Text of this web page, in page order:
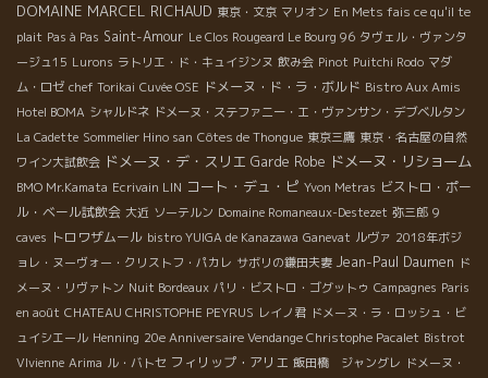
DOMAINE MARCEL RICHAUD 東京・文京 マリオン En Mets fais ce qu'il te
plait Pas à Pas Saint-Amour Le Clos Rougeard Le Bourg 96 タヴェル・ヴァンタ
ージュ15 Lurons ラトリエ・ド・キュイジンヌ 飲み会 Pinot Puitchi Rodo マダ
ム・ロゼ chef Torikai Cuvée OSE ドメーヌ・ド・ラ・ボルド Bistro Aux Amis
Hotel BOMA シャルドネ ドメーヌ・ステファニー・エ・ヴァンサン・デブベルタン
La Cadette Sommelier Hino san Côtes de Thongue 東京三鷹 東京・名古屋の自然
ワイン大試飲会 ドメーヌ・デ・スリエ Garde Robe ドメーヌ・リショーム
BMO Mr.Kamata Ecrivain LIN コート・デュ・ピ Yvon Metras ビストロ・ポー
ル・ベール試飲会 大近 ソーテルン Domaine Romaneaux-Destezet 弥三郎 9
caves トロワザムール bistro YUIGA de Kanazawa Ganevat ルヴァ 2018年ボジ
ョレ・ヌーヴォー・クリストフ・パカレ サボリの鎌田夫妻 Jean-Paul Daumen ド
メーヌ・リヴァトン Nuit Bordeaux パリ・ビストロ・ゴグットゥ Campagnes Paris
en août CHATEAU CHRISTOPHE PEYRUS レイノ君 ドメーヌ・ラ・ロッシュ・ビ
ュイシエール Henning 20e Anniversaire Vendange Christophe Pacalet Bistrot
VIvienne Arima ル・バトセ フィリップ・アリエ 飯田橋 ジャングレ ドメーヌ・